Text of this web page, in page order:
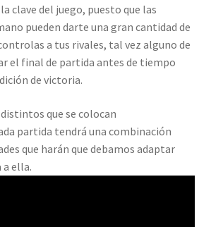
clave del juego, puesto que las
pueden darte una gran cantidad de
a tus rivales, tal vez alguno de
el final de partida antes de tiempo
de victoria.
que se colocan
partida tendrá una combinación
que harán que debamos adaptar
ella.